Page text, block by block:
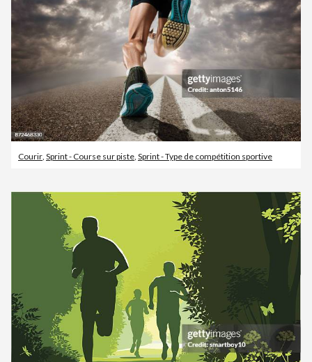
Courir Sprint - Course sur piste Sprint - Type de compétition sportive